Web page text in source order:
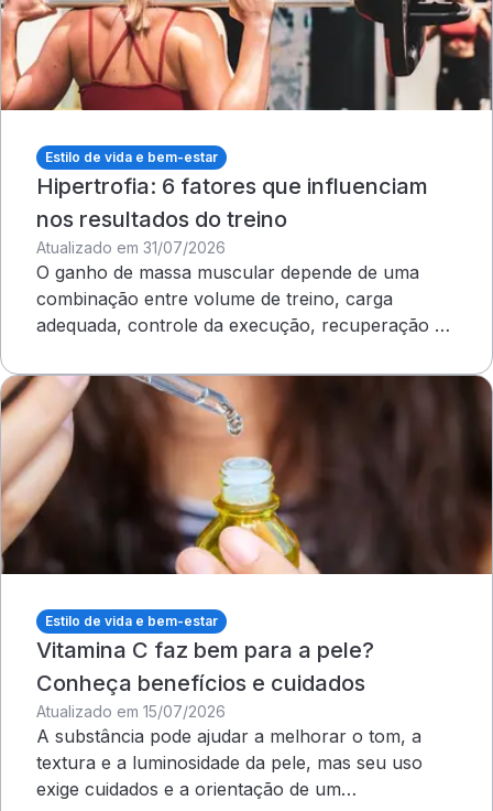
Estilo de vida e bem-estar
Hipertrofia: 6 fatores que influenciam
nos resultados do treino
Atualizado em 31/07/2026
O ganho de massa muscular depende de uma
combinação entre volume de treino, carga
adequada, controle da execução, recuperação e
Estilo de vida e bem-estar
Vitamina C faz bem para a pele?
Conheça benefícios e cuidados
Atualizado em 15/07/2026
A substância pode ajudar a melhorar o tom, a
textura e a luminosidade da pele, mas seu uso
exige cuidados e a orientação de um